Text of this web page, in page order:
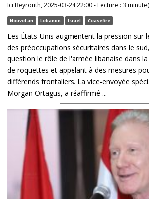
Ici Beyrouth, 2025-03-24 22:00 - Lecture : 3
Nouvel an Lebanon Israel Ceasefire
Les États-Unis augmentent la pression sur
des préoccupations sécuritaires dans le
question le rôle de l'armée libanaise dans
de roquettes et appelant à des mesures
différends frontaliers. La vice-envoyée
Morgan Ortagus, a réaffirmé ...